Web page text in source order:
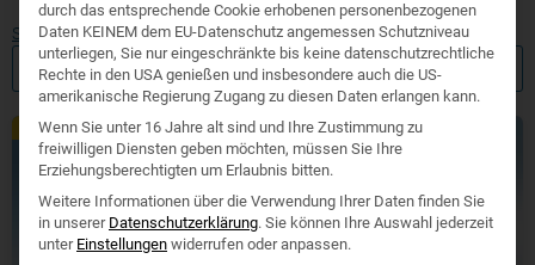
Start/Produktsuche/ Nahrungsergänzung
FILTER ANZEIGEN
Exklusiv Exklusiv
durch das entsprechende Cookie erhobenen personenbezogenen
Daten KEINEM dem EU-Datenschutz angemessen Schutzniveau
unterliegen, Sie nur eingeschränkte bis keine datenschutzrechtliche
Rechte in den USA genießen und insbesondere auch die US-
amerikanische Regierung Zugang zu diesen Daten erlangen kann.
Wenn Sie unter 16 Jahre alt sind und Ihre Zustimmung zu
freiwilligen Diensten geben möchten, müssen Sie Ihre
Erziehungsberechtigten um Erlaubnis bitten.
Weitere Informationen über die Verwendung Ihrer Daten finden Sie
in unserer Datenschutzerklärung. Sie können Ihre Auswahl jederzeit
unter Einstellungen widerrufen oder anpassen.